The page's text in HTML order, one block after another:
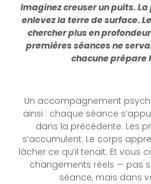
Imaginez creuser un puits.
enlevez la terre de surface.
chercher plus en
premières séances ne
chacune prépare
Un accompagnement
ainsi : chaque séance
dans la précédente. Les
s’accumulent. Le corps
lâcher ce qu’il tenait. Et vous
changements réels — pas
séance, mais dans